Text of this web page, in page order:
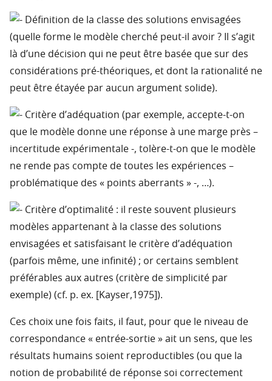
Définition de la classe des solutions envisagées
(quelle forme le modèle cherché peut-il avoir ? Il s’agit
là d’une décision qui ne peut être basée que sur des
considérations pré-théoriques, et dont la rationalité ne
peut être étayée par aucun argument solide).
Critère d’adéquation (par exemple, accepte-t-on
que le modèle donne une réponse à une marge près –
incertitude expérimentale -, tolère-t-on que le modèle
ne rende pas compte de toutes les expériences –
problématique des « points aberrants » -, …).
Critère d’optimalité : il reste souvent plusieurs
modèles appartenant à la classe des solutions
envisagées et satisfaisant le critère d’adéquation
(parfois même, une infinité) ; or certains semblent
préférables aux autres (critère de simplicité par
exemple) (cf. p. ex. [Kayser,1975]).
Ces choix une fois faits, il faut, pour que le niveau de
correspondance « entrée-sortie » ait un sens, que les
résultats humains soient reproductibles (ou que la
notion de probabilité de réponse soi correctement